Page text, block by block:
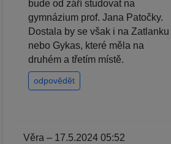
bude od září studovat na
gymnázium prof. Jana Patočky.
Dostala by se však i na Zatlanku
nebo Gykas, které měla na
druhém a třetím místě.
odpovědět
Věra – 17.5.2024 05:52